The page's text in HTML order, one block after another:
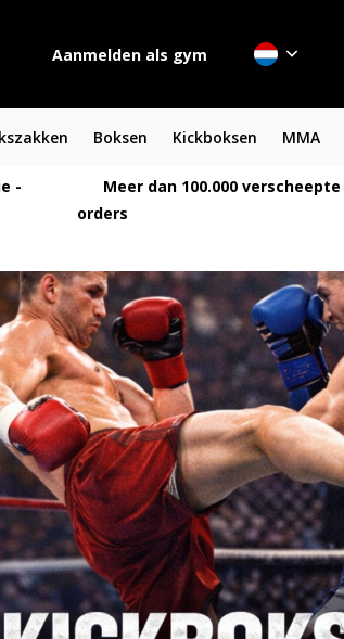
Aanmelden als gym
Boksen Kickboksen MMA
-
Meer dan 100.000 verscheepte
orders